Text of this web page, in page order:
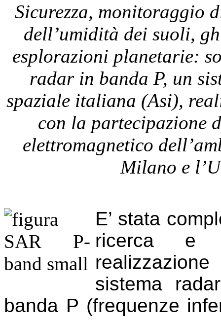
Sicurezza, monitoraggio
dell’umidità dei suoli,
esplorazioni planetarie:
radar in banda P, un
spaziale italiana (Asi),
con la partecipazione
elettromagnetico
Milano e
E’ stata
ricerca e
sistema
banda P (frequenze